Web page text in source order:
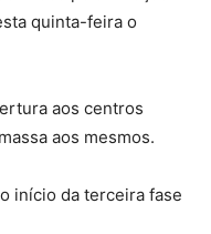
quinta-feira o
aos centros
aos mesmos.
início da terceira fase